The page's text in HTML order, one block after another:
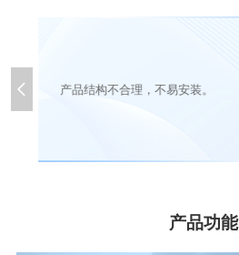
产品结构不合理，不易安装。

产品功能